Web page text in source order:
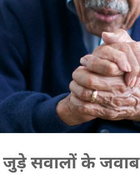
सवालों के जवाब